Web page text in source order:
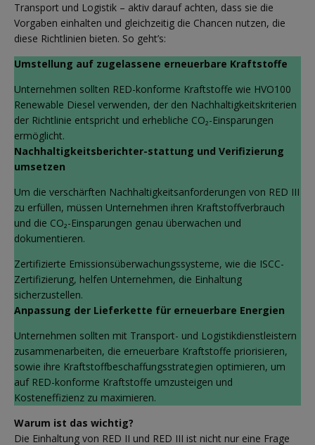
Transport und Logistik – aktiv darauf achten, dass sie die
Vorgaben einhalten und gleichzeitig die Chancen nutzen, die
diese Richtlinien bieten. So geht’s:
Umstellung auf zugelassene erneuerbare Kraftstoffe
Unternehmen sollten RED-konforme Kraftstoffe wie HVO100
Renewable Diesel verwenden, der den Nachhaltigkeitskriterien
der Richtlinie entspricht und erhebliche CO₂-Einsparungen
ermöglicht.
Nachhaltigkeitsberichter-stattung und Verifizierung
umsetzen
Um die verschärften Nachhaltigkeitsanforderungen von RED III
zu erfüllen, müssen Unternehmen ihren Kraftstoffverbrauch
und die CO₂-Einsparungen genau überwachen und
dokumentieren.
Zertifizierte Emissionsüberwachungssysteme, wie die ISCC-
Zertifizierung, helfen Unternehmen, die Einhaltung
sicherzustellen.
Anpassung der Lieferkette für erneuerbare Energien
Unternehmen sollten mit Transport- und Logistikdienstleistern
zusammenarbeiten, die erneuerbare Kraftstoffe priorisieren,
sowie ihre Kraftstoffbeschaffungsstrategien optimieren, um
auf RED-konforme Kraftstoffe umzusteigen und
Kosteneffizienz zu maximieren.
Warum ist das wichtig?
Die Einhaltung von RED II und RED III ist nicht nur eine Frage